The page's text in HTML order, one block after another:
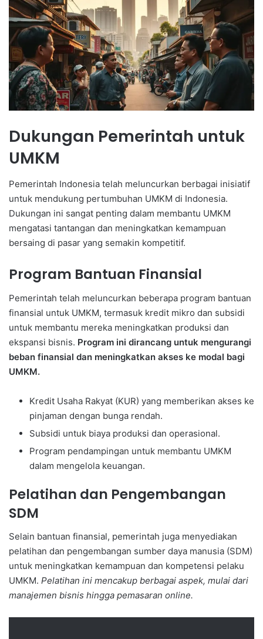
Dukungan Pemerintah untuk
UMKM
Pemerintah Indonesia telah meluncurkan berbagai inisiatif
untuk mendukung pertumbuhan UMKM di Indonesia.
Dukungan ini sangat penting dalam membantu UMKM
mengatasi tantangan dan meningkatkan kemampuan
bersaing di pasar yang semakin kompetitif.
Program Bantuan Finansial
Pemerintah telah meluncurkan beberapa program bantuan
finansial untuk UMKM, termasuk kredit mikro dan subsidi
untuk membantu mereka meningkatkan produksi dan
ekspansi bisnis. Program ini dirancang untuk mengurangi
beban finansial dan meningkatkan akses ke modal bagi
UMKM.
Kredit Usaha Rakyat (KUR) yang memberikan akses ke
pinjaman dengan bunga rendah.
Subsidi untuk biaya produksi dan operasional.
Program pendampingan untuk membantu UMKM
dalam mengelola keuangan.
Pelatihan dan Pengembangan
SDM
Selain bantuan finansial, pemerintah juga menyediakan
pelatihan dan pengembangan sumber daya manusia (SDM)
untuk meningkatkan kemampuan dan kompetensi pelaku
UMKM. Pelatihan ini mencakup berbagai aspek, mulai dari
manajemen bisnis hingga pemasaran online.